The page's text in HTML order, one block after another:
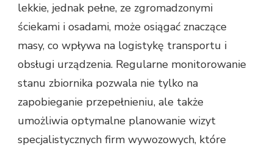
lekkie, jednak pełne, ze zgromadzonymi
ściekami i osadami, może osiągać znaczące
masy, co wpływa na logistykę transportu i
obsługi urządzenia. Regularne monitorowanie
stanu zbiornika pozwala nie tylko na
zapobieganie przepełnieniu, ale także
umożliwia optymalne planowanie wizyt
specjalistycznych firm wywozowych, które